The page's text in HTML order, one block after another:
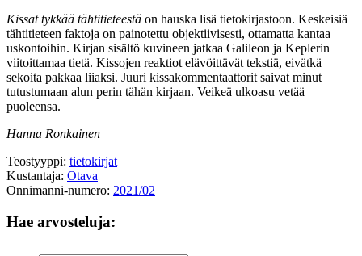
Kissat tykkää tähtitieteestä on hauska lisä tietokirjastoon. Keskeisiä
tähtitieteen faktoja on painotettu objektiivisesti, ottamatta kantaa
uskontoihin. Kirjan sisältö kuvineen jatkaa Galileon ja Keplerin
viitoittamaa tietä. Kissojen reaktiot elävöittävät tekstiä, eivätkä
sekoita pakkaa liiaksi. Juuri kissakommentaattorit saivat minut
tutustumaan alun perin tähän kirjaan. Veikeä ulkoasu vetää
puoleensa.
Hanna Ronkainen
Teostyyppi: tietokirjat
Kustantaja: Otava
Onnimanni-numero: 2021/02
Hae arvosteluja: